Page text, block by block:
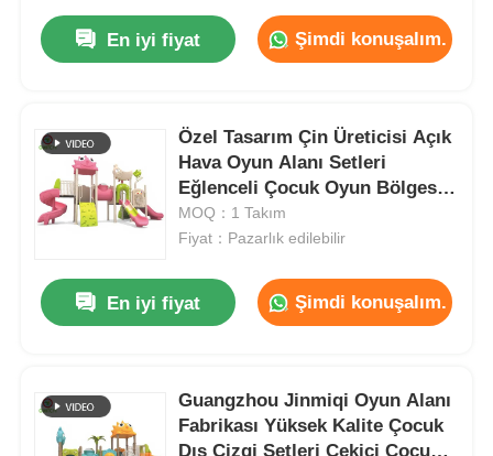
En iyi fiyat Şimdi konuşalım.
Özel Tasarım Çin Üreticisi Açık
Hava Oyun Alanı Setleri
Eğlenceli Çocuk Oyun Bölgesi
Eğlence Slayt Setleri Satılık
MOQ：1 Takım
Fiyat：Pazarlık edilebilir
En iyi fiyat Şimdi konuşalım.
Guangzhou Jinmiqi Oyun Alanı
Fabrikası Yüksek Kalite Çocuk
Dış Çizgi Setleri Çekici Çocuk